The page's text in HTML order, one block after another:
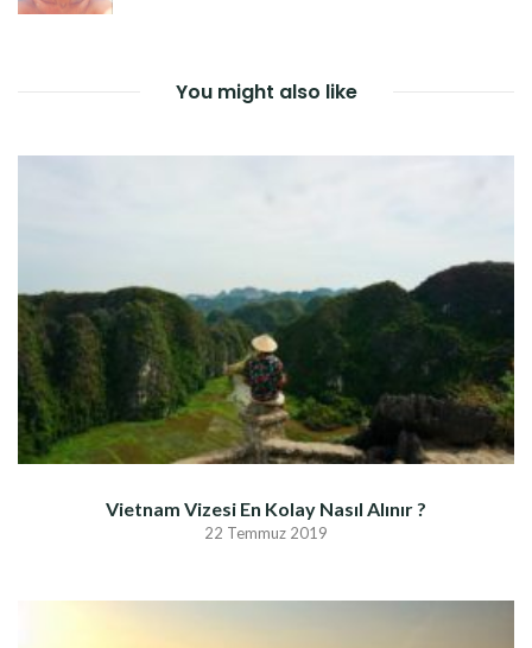
You might also like
Vietnam Vizesi En Kolay Nasıl Alınır ?
22 Temmuz 2019